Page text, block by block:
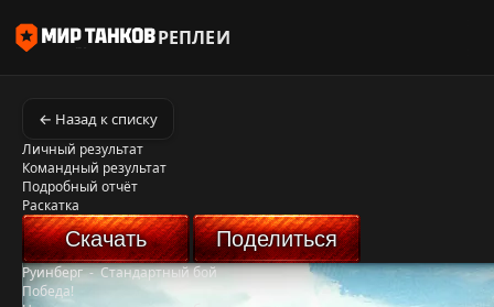
РЕПЛЕИ
← Назад к списку
Личный результат
Командный результат
Подробный отчёт
Раскатка
Скачать Поделиться
Руинберг-Стандартный бой
Победа!